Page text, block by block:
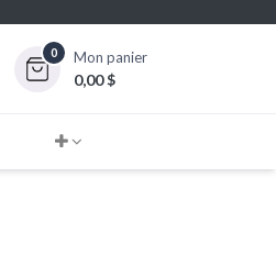
0 Mon panier
0,00$